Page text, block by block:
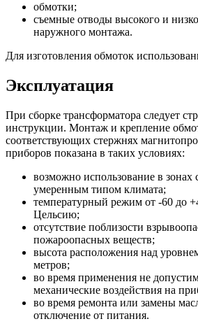
обмотки;
съемные отводы высокого и
наружного монтажа.
Для изготовления обмоток
Эксплуатация
При сборке трансформатора следует
инструкции. Монтаж и крепление
соответствующих стержнях
приборов показана в таких условиях:
возможно использование в зонах
умеренным типом климата;
температурный режим от -60 до
Цельсию;
отсутствие поблизости
пожароопасных веществ;
высота расположения над
метров;
во время применения не
механические воздействия на
во время ремонта или замены
отключение от питания.